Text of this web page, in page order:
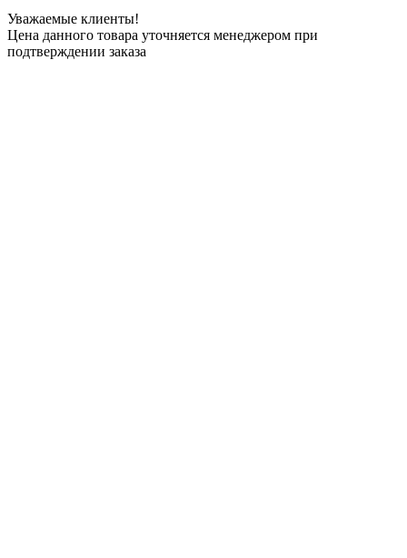
Уважаемые клиенты!
Цена данного товара уточняется менеджером при
подтверждении заказа